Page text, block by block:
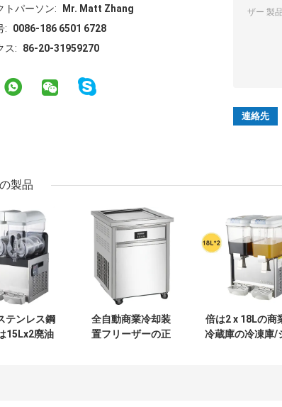
トパーソン:
Mr. Matt Zhang
:
0086-186 6501 6728
ス:
86-20-31959270
製品
テンレス鋼
15Lx2廃油
全自動商業冷却装
置フリーザーの正
倍は2 x 18Lの商
冷蔵庫の冷凍庫/